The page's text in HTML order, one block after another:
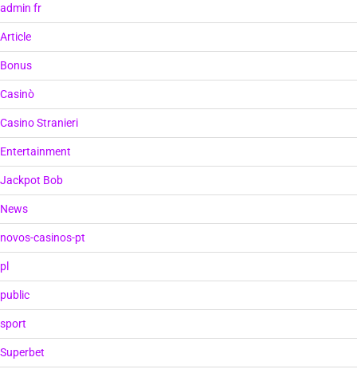
admin fr
Article
Bonus
Casinò
Casino Stranieri
Entertainment
Jackpot Bob
News
novos-casinos-pt
pl
public
sport
Superbet